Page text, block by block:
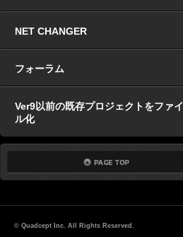
NET CHANGER
フォーラム
Ver9以前の既存プロジェクトをファイ
ル化
© Quadcept Inc. All Rights Reserved.